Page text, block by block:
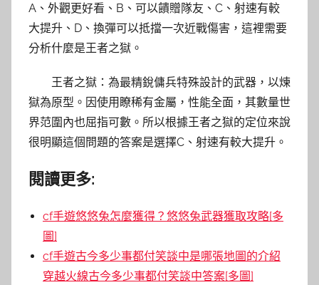
A、外觀更好看、B、可以饋贈隊友、C、射速有較
大提升、D、換彈可以抵擋一次近戰傷害，這裡需要
分析什麼是王者之獄。
王者之獄：為最精銳傭兵特殊設計的武器，以煉
獄為原型。因使用瞭稀有金屬，性能全面，其數量世
界范圍內也屈指可數。所以根據王者之獄的定位來說
很明顯這個問題的答案是選擇C、射速有較大提升。
閱讀更多:
cf手遊悠悠兔怎麼獲得？悠悠兔武器獲取攻略[多
圖]
cf手遊古今多少事都付笑談中是哪張地圖的介紹
穿越火線古今多少事都付笑談中答案[多圖]